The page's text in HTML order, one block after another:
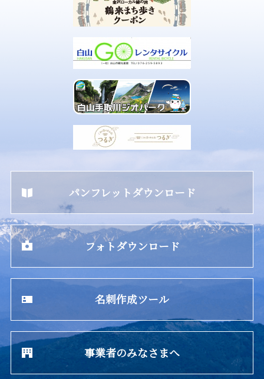
パンフレットダウンロード
フォトダウンロード
名刺作成ツール
事業者のみなさまへ